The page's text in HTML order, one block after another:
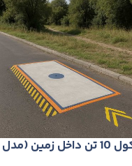
باسكول 10 تن داخل زمين (مدل